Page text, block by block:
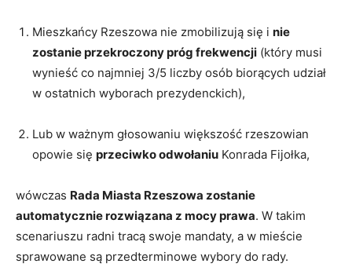
Mieszkańcy Rzeszowa nie zmobilizują się i nie
zostanie przekroczony próg frekwencji (który musi
wynieść co najmniej 3/5 liczby osób biorących udział
w ostatnich wyborach prezydenckich),
Lub w ważnym głosowaniu większość rzeszowian
opowie się przeciwko odwołaniu Konrada Fijołka,
wówczas Rada Miasta Rzeszowa zostanie
automatycznie rozwiązana z mocy prawa. W takim
scenariuszu radni tracą swoje mandaty, a w mieście
sprawowane są przedterminowe wybory do rady.